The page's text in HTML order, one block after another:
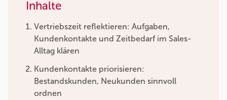
Inhalte
Vertriebszeit reflektieren: Aufgaben,
Kundenkontakte und Zeitbedarf im Sales-
Alltag klären
Kundenkontakte priorisieren:
Bestandskunden, Neukunden sinnvoll
ordnen